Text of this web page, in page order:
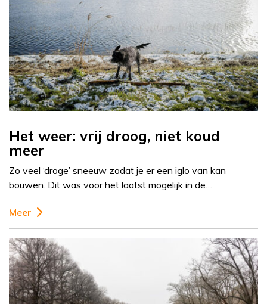
Het weer: vrij droog, niet koud
meer
Zo veel ‘droge’ sneeuw zodat je er een iglo van kan
bouwen. Dit was voor het laatst mogelijk in de…
Meer